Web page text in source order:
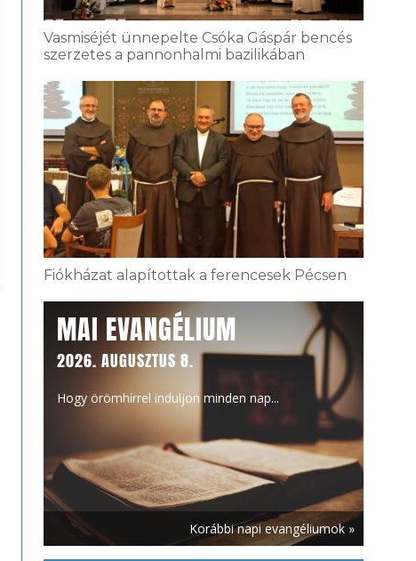
Vasmiséjét ünnepelte Csóka Gáspár bencés
szerzetes a pannonhalmi bazilikában
Fiókházat alapítottak a ferencesek Pécsen
MAI EVANGÉLIUM
2026. AUGUSZTUS 8.
Hogy örömhírrel induljon minden nap...
Korábbi napi evangéliumok »